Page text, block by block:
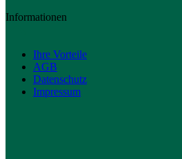
Informationen
Ihre Vorteile
AGB
Datenschutz
Impressum